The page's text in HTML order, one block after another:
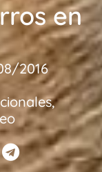
en
2016
,